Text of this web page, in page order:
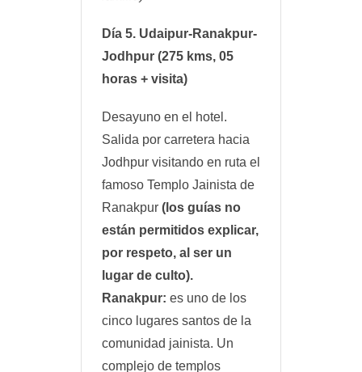
Día 5. Udaipur-Ranakpur-
Jodhpur (275 kms, 05
horas + visita)
Desayuno en el hotel.
Salida por carretera hacia
Jodhpur visitando en ruta el
famoso Templo Jainista de
Ranakpur (los guías no
están permitidos explicar,
por respeto, al ser un
lugar de culto).
Ranakpur: es uno de los
cinco lugares santos de la
comunidad jainista. Un
complejo de templos